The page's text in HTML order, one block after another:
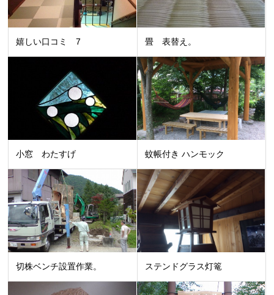
嬉しい口コミ 7 畳 表替え。
小窓 わたすげ 蚊帳付き ハンモック
切株ベンチ設置作業。 ステンドグラス灯篭